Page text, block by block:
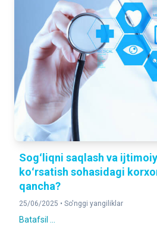
Sogʻliqni saqlash va
koʻrsatish sohasidagi
qancha?
25/06/2025 • So'nggi yangiliklar
Batafsil ...